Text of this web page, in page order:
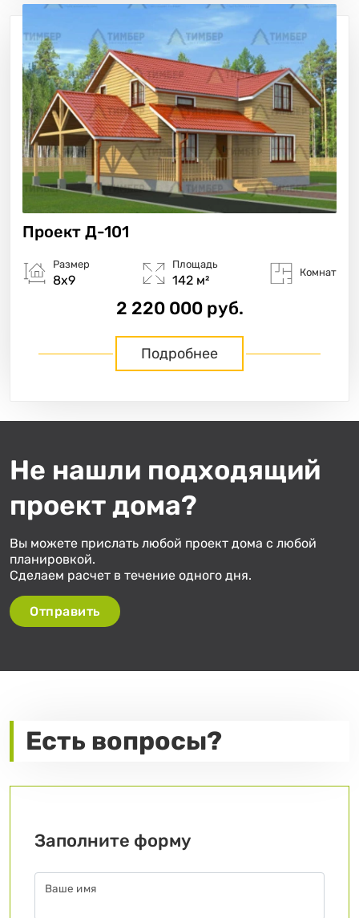
Проект Д-101
Размер
8х9
Площадь
142 м²
Комнат
2 220 000 руб.
Подробнее
Не нашли подходящий
проект дома?
Вы можете прислать любой проект дома с любой
планировкой.
Сделаем расчет в течение одного дня.
Отправить
Есть вопросы?
Заполните форму
Ваше имя